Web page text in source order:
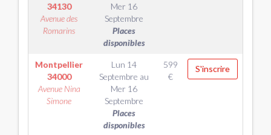
34130
Avenue des
Romarins
Mer 16
Septembre
Places
disponibles
Montpellier
34000
Avenue Nina
Simone
Lun 14
Septembre au
Mer 16
Septembre
Places
disponibles
599
€
S'inscrire